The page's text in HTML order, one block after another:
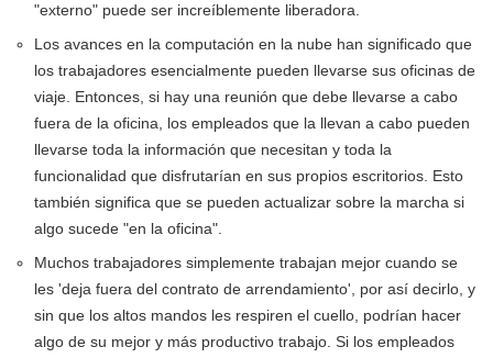
"externo" puede ser increíblemente liberadora.
Los avances en la computación en la nube han significado que
los trabajadores esencialmente pueden llevarse sus oficinas de
viaje. Entonces, si hay una reunión que debe llevarse a cabo
fuera de la oficina, los empleados que la llevan a cabo pueden
llevarse toda la información que necesitan y toda la
funcionalidad que disfrutarían en sus propios escritorios. Esto
también significa que se pueden actualizar sobre la marcha si
algo sucede "en la oficina".
Muchos trabajadores simplemente trabajan mejor cuando se
les 'deja fuera del contrato de arrendamiento', por así decirlo, y
sin que los altos mandos les respiren el cuello, podrían hacer
algo de su mejor y más productivo trabajo. Si los empleados